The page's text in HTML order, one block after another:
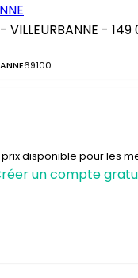
VILLEURBANNE -
69100
disponible pour les
un compte